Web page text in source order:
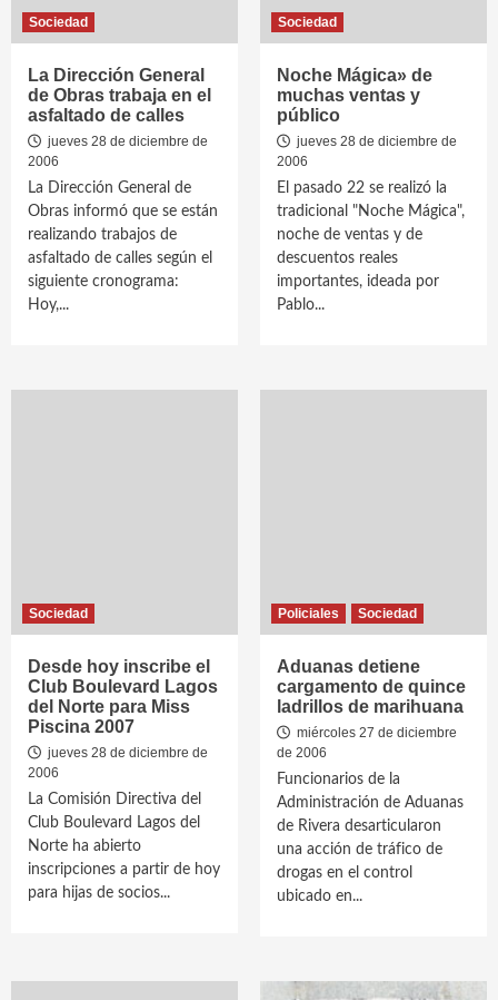
Sociedad
La Dirección General
de Obras trabaja en el
asfaltado de calles
jueves 28 de diciembre de
2006
La Dirección General de
Obras informó que se están
realizando trabajos de
asfaltado de calles según el
siguiente cronograma:
Hoy,...
Sociedad
Noche Mágica» de
muchas ventas y
público
jueves 28 de diciembre de
2006
El pasado 22 se realizó la
tradicional "Noche Mágica",
noche de ventas y de
descuentos reales
importantes, ideada por
Pablo...
Sociedad
Desde hoy inscribe el
Club Boulevard Lagos
del Norte para Miss
Piscina 2007
jueves 28 de diciembre de
2006
La Comisión Directiva del
Club Boulevard Lagos del
Norte ha abierto
inscripciones a partir de hoy
para hijas de socios...
Policiales Sociedad
Aduanas detiene
cargamento de quince
ladrillos de marihuana
miércoles 27 de diciembre
de 2006
Funcionarios de la
Administración de Aduanas
de Rivera desarticularon
una acción de tráfico de
drogas en el control
ubicado en...